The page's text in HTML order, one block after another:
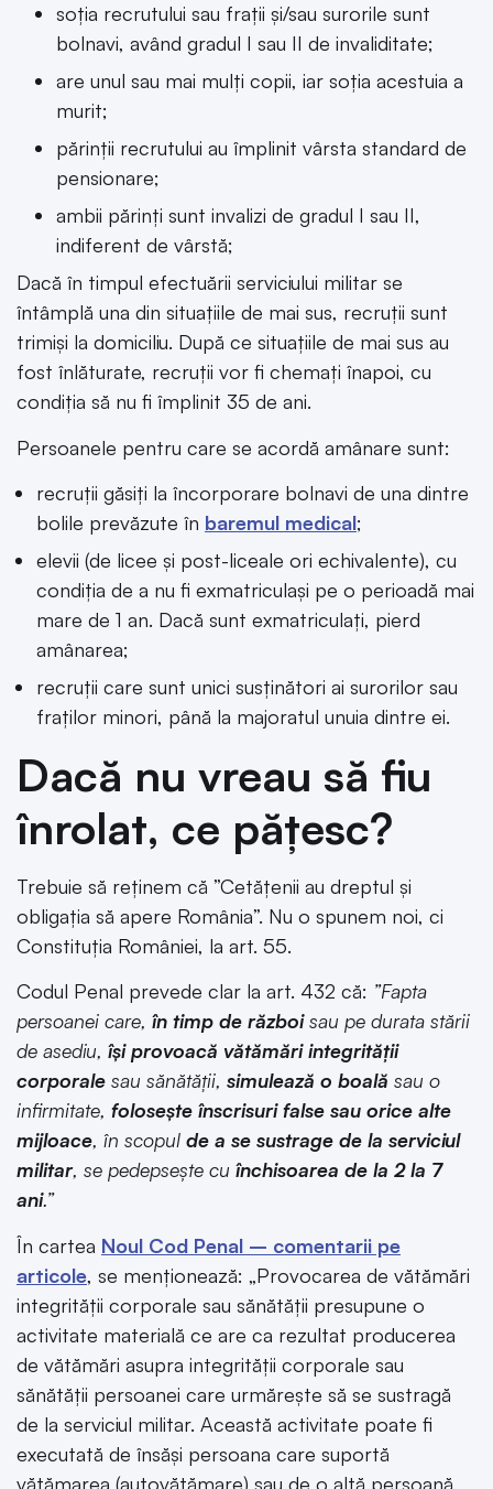
soția recrutului sau frații și/sau surorile sunt
bolnavi, având gradul I sau II de invaliditate;
are unul sau mai mulți copii, iar soția acestuia a
murit;
părinții recrutului au împlinit vârsta standard de
pensionare;
ambii părinți sunt invalizi de gradul I sau II,
indiferent de vârstă;
Dacă în timpul efectuării serviciului militar se
întâmplă una din situațiile de mai sus, recruții sunt
trimiși la domiciliu. După ce situațiile de mai sus au
fost înlăturate, recruții vor fi chemați înapoi, cu
condiția să nu fi împlinit 35 de ani.
Persoanele pentru care se acordă amânare sunt:
recruții găsiți la încorporare bolnavi de una dintre
bolile prevăzute în baremul medical;
elevii (de licee și post-liceale ori echivalente), cu
condiția de a nu fi exmatriculași pe o perioadă mai
mare de 1 an. Dacă sunt exmatriculați, pierd
amânarea;
recruții care sunt unici susținători ai surorilor sau
fraților minori, până la majoratul unuia dintre ei.
Dacă nu vreau să fiu
înrolat, ce pățesc?
Trebuie să reținem că ”Cetățenii au dreptul şi
obligația să apere România”. Nu o spunem noi, ci
Constituția României, la art. 55.
Codul Penal prevede clar la art. 432 că: ”Fapta
persoanei care, în timp de războisau pe durata stării
de asediu, își provoacă vătămări integrității
corporale sau sănătății, simulează o boală sau o
infirmitate, folosește înscrisuri false sau orice alte
mijloace, în scopul de a se sustrage de la serviciul
militar, se pedepsește cu închisoarea de la 2 la 7
ani.”
În cartea Noul Cod Penal – comentarii pe
articole, se menționează: „Provocarea de vătămări
integrității corporale sau sănătății presupune o
activitate materială ce are ca rezultat producerea
de vătămări asupra integrității corporale sau
sănătății persoanei care urmărește să se sustragă
de la serviciul militar. Această activitate poate fi
executată de însăși persoana care suportă
vătămarea (autovătămare) sau de o altă persoană,